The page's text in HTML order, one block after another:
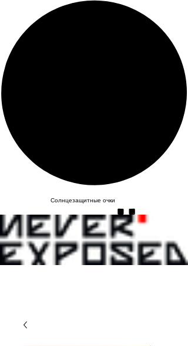
Солнцезащитные очки